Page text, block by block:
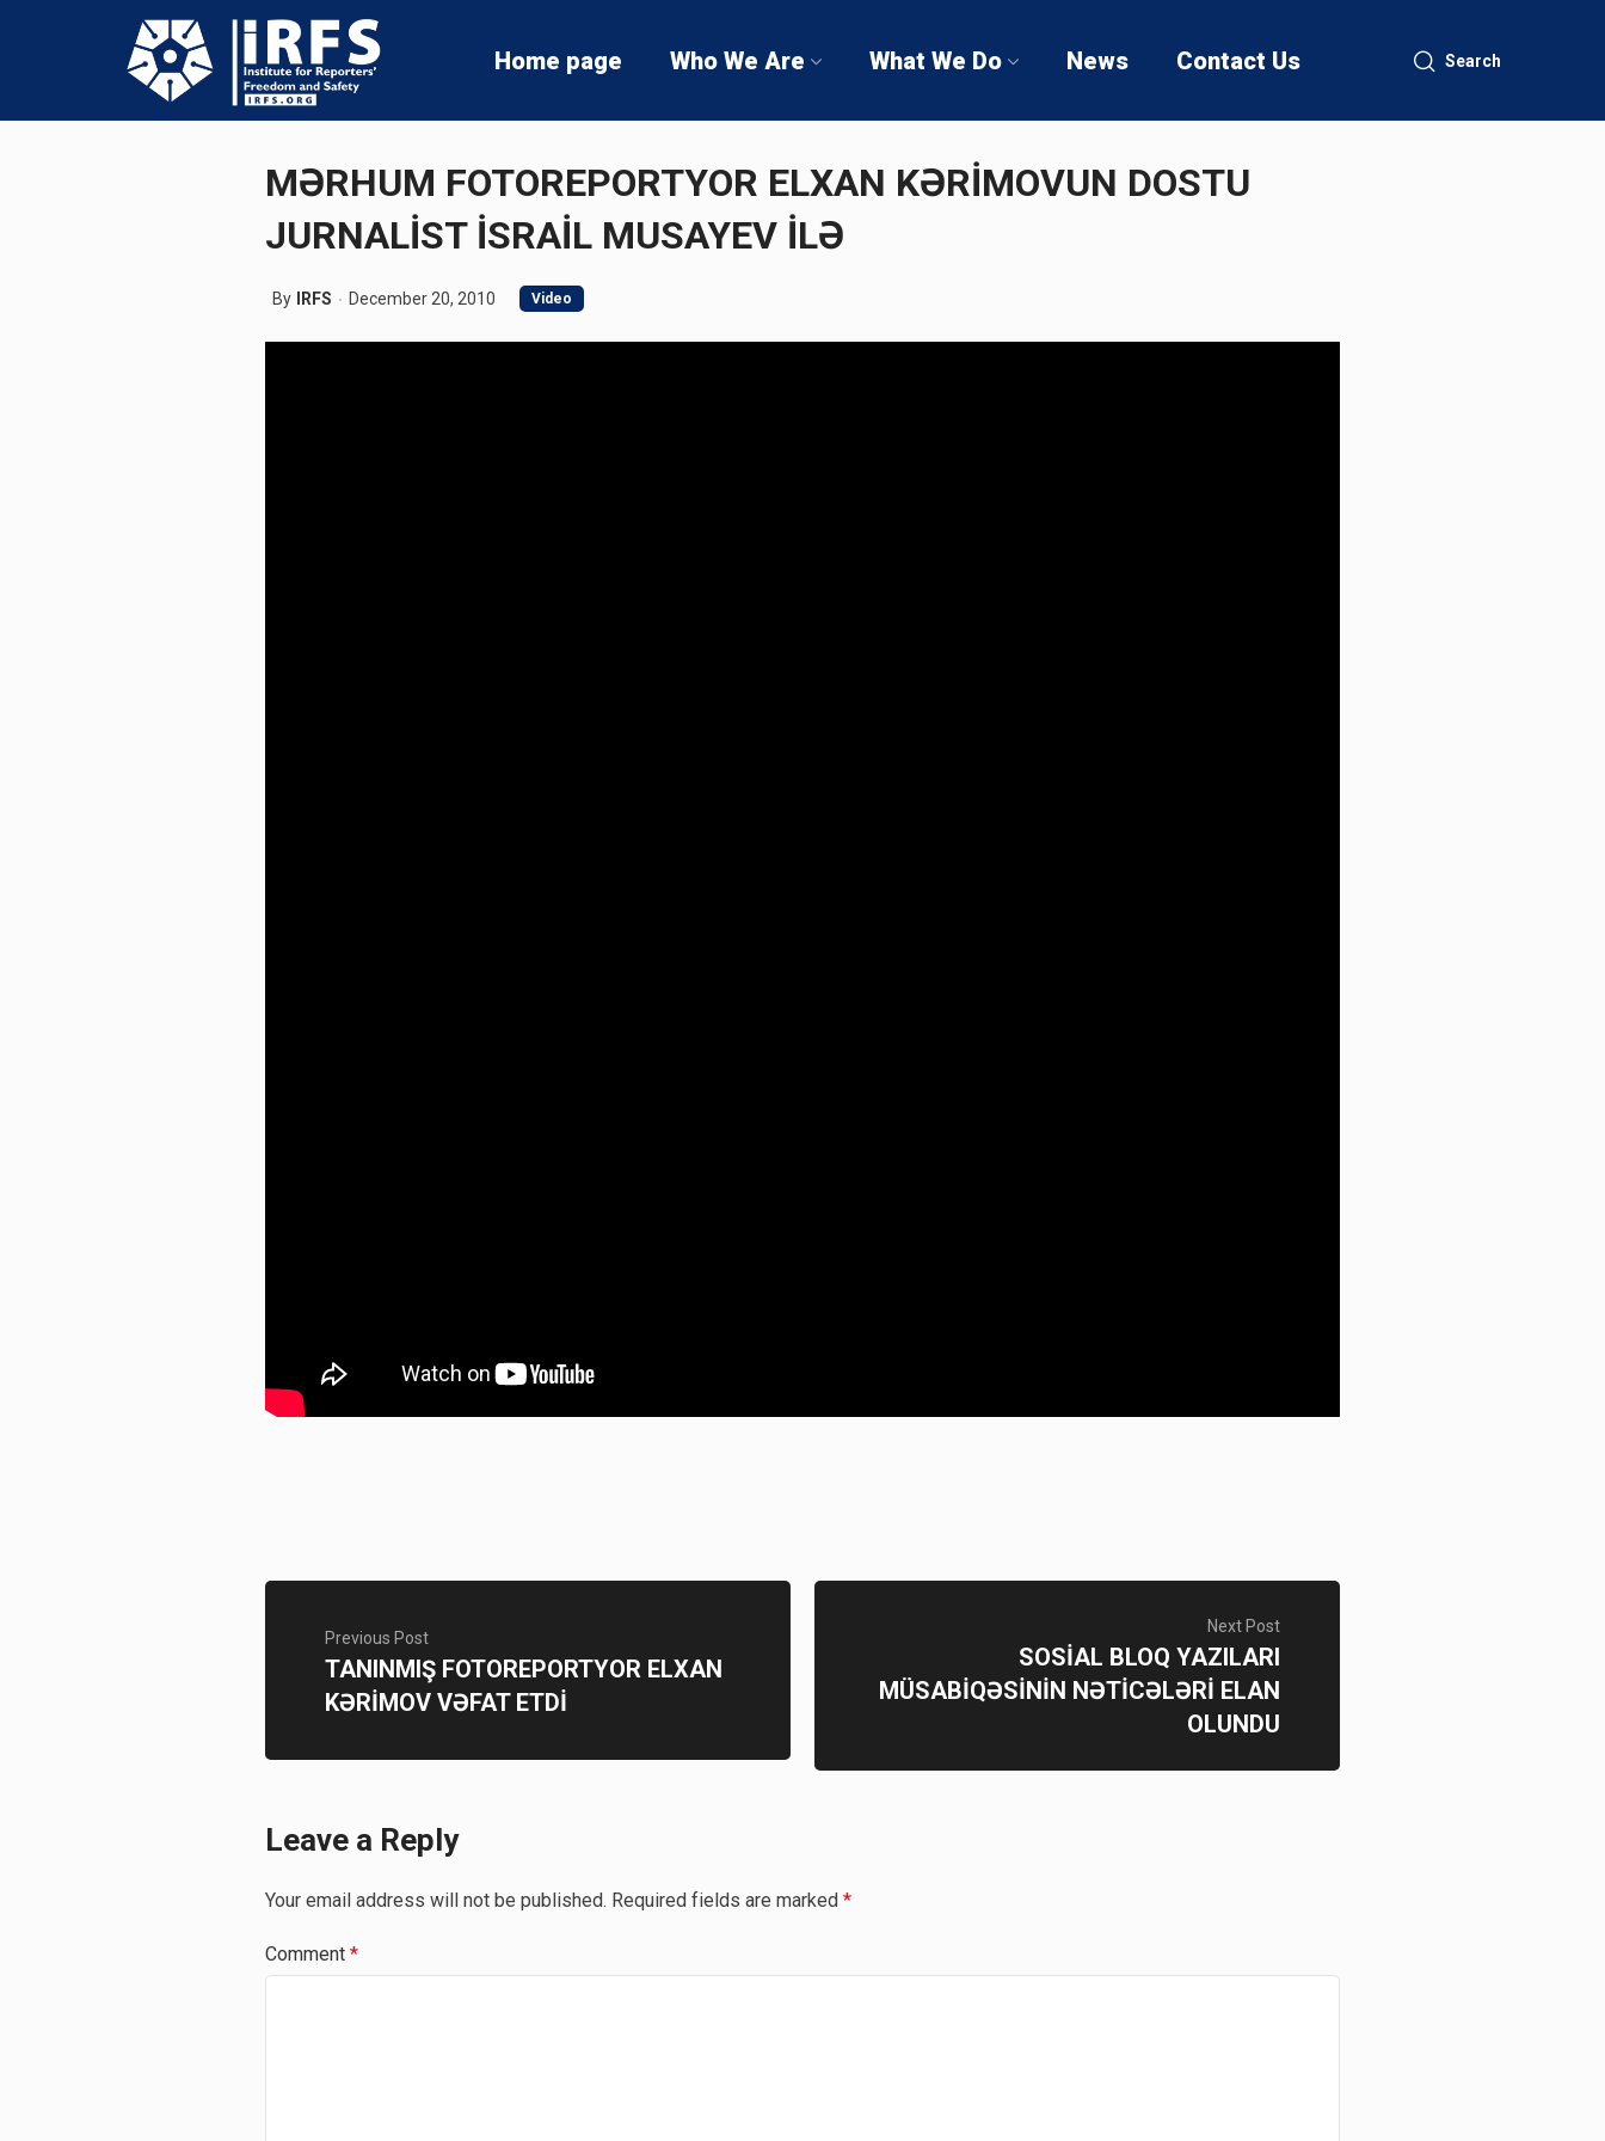
Home page Who We Are What We Do News Contact Us Search
MƏRHUM FOTOREPORTYOR ELXAN KƏRİMOVUN DOSTU
JURNALİST İSRAİL MUSAYEV İLƏ
By IRFS December 20, 2010 Video
Previous Post
TANINMIŞ FOTOREPORTYOR ELXAN
KƏRİMOV VƏFAT ETDİ
Next Post
SOSİAL BLOQ YAZILARI
MÜSABİQƏSİNİN NƏTİCƏLƏRİ ELAN
OLUNDU
Leave a Reply
Your email address will not be published. Required fields are marked *
Comment *